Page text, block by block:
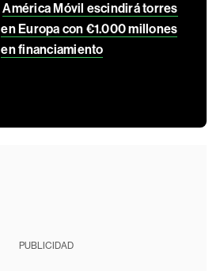
América Móvil escindirá torres
en Europa con €1.000 millones
en financiamiento
PUBLICIDAD